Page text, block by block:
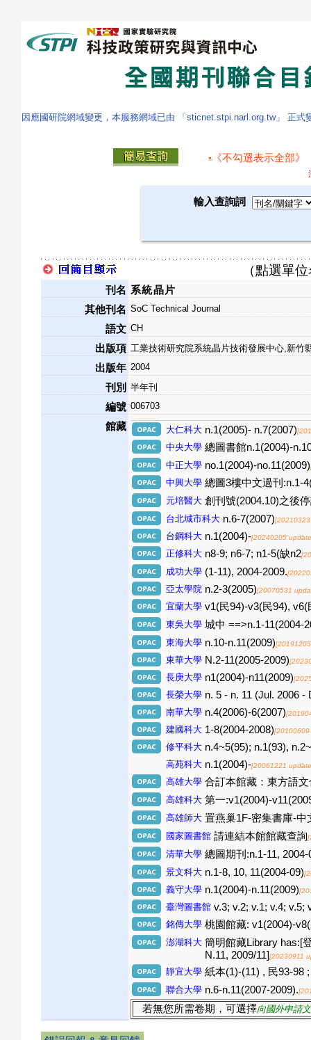
因應國研院網域變更，本服務網域已由 「sticnet.stpi.narl.org.tw」 正
《不勾選表示全部》
輸入查詢詞
（點選單
刊名 系統晶片
其他刊名 SoC Technical Journal
語文 CH
出版項 工業技術研究院系統晶片技術發展中心,新竹
出版年 2004
刊別 半年刊
編號 006703
館藏 大仁科大 n.1(2005)- n.7(2007)
中央大學 總圖書館n.1(2004)-
中正大學 no.1(2004)-no.11(2009)
中興大學 總圖3樓中文過刊:n.1-
元培醫大 創刊號(2004.10)之後
台北城市科大 n.6-7(2007)
台鋼科大 n.1(2004)-[20240205
正修科大 n8-9; n6-7; n1-5(缺n2
成功大學 (1-11), 2004-2009.
亞太學院 n.2-3(2005)[20070531
宜蘭大學 v1(民94)-v3(民94), v6(
東吳大學 城中 ==>n.1-11(2004-
東海大學 n.10-n.11(2009)
東華大學 N.2-11(2005-2009)
長庚大學 n1(2004)-n11(2009)
長榮大學 n. 5 - n. 11 (Jul. 2006 -
南華大學 n.4(2006)-6(2007)
建國科大 1-8(2004-2008)
修平科大 n.4~5(95); n.1(93),
高苑科大 n.1(2004)-[20061221
高雄大學 合訂本館藏：東方語
高雄科大 第一:v1(2004)-
高雄師大 置燕巢1F-密集書庫-中
國家圖書館 請連結本館館藏查詢
清華大學 總圖期刊:n.1-11,
景文科大 n.1-8, 10, 11(2004-09)
義守大學 n.1(2004)-n.11(2009)
臺灣圖書館 v.3; v.2; v.1; v.4; v.5;
銘傳大學 桃園館藏: v1(2004)-
澎湖科大 簡明館藏Library has:[
N.11, 2009/11][20230911
靜宜大學 紙本(1)-(11) , 民93-98
聯合大學 n.6-n.11(2007-2009).
若無您所需卷期，可選擇向國外申請